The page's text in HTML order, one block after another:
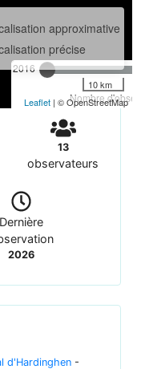
2016
Nombre
approximative
précise
10 km
Leaflet | © OpenStreetMap
13
observateurs
Dernière
2026
d'Hardinghen -